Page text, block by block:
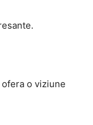
o viziune